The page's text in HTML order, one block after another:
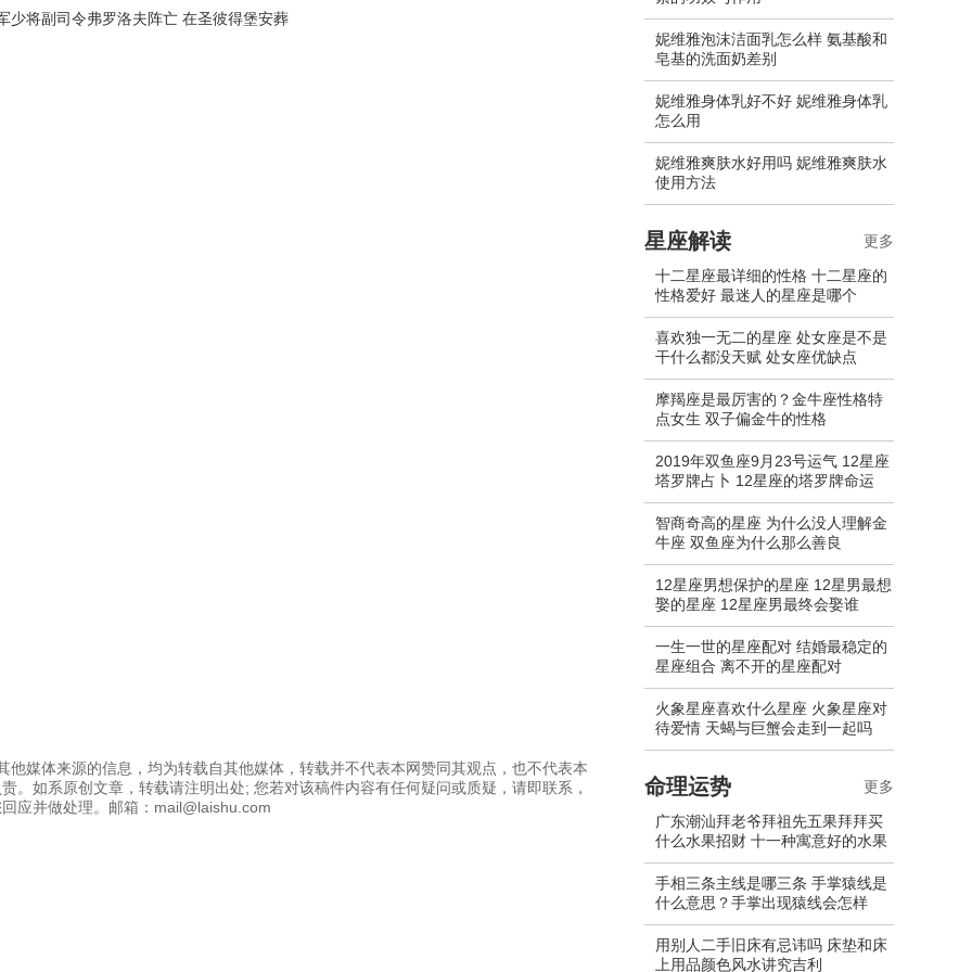
少将副司令弗罗洛夫阵亡 在圣彼得堡安葬
他媒体来源的信息，均为转载自其他媒体，转载并不代表本网赞同其观点，也不代表本
。如系原创文章，转载请注明出处; 您若对该稿件内容有任何疑问或质疑，请即联系，
应并做处理。邮箱：mail@laishu.com
妮维雅泡沫洁面乳怎么样 氨基酸和
皂基的洗面奶差别
妮维雅身体乳好不好 妮维雅身体乳
怎么用
妮维雅爽肤水好用吗 妮维雅爽肤水
使用方法
星座解读
十二星座最详细的性格 十二星座的
性格爱好 最迷人的星座是哪个
喜欢独一无二的星座 处女座是不是
干什么都没天赋 处女座优缺点
摩羯座是最厉害的？金牛座性格特
点女生 双子偏金牛的性格
2019年双鱼座9月23号运气 12星座
塔罗牌占卜 12星座的塔罗牌命运
智商奇高的星座 为什么没人理解金
牛座 双鱼座为什么那么善良
12星座男想保护的星座 12星男最想
娶的星座 12星座男最终会娶谁
一生一世的星座配对 结婚最稳定的
星座组合 离不开的星座配对
火象星座喜欢什么星座 火象星座对
待爱情 天蝎与巨蟹会走到一起吗
更多
命理运势
广东潮汕拜老爷拜祖先五果拜拜买
什么水果招财 十一种寓意好的水果
手相三条主线是哪三条 手掌猿线是
什么意思？手掌出现猿线会怎样
用别人二手旧床有忌讳吗 床垫和床
上用品颜色风水讲究吉利
更多